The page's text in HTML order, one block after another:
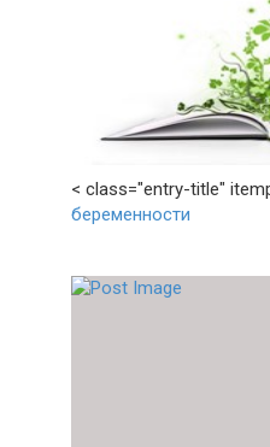
< class="entry-title"
беременности